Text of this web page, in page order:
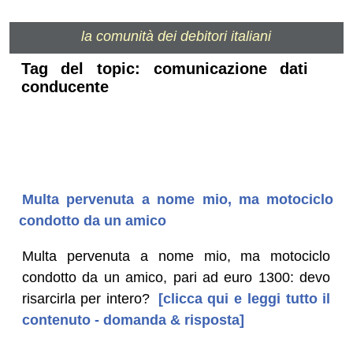
la comunità dei debitori italiani
Tag del topic: comunicazione dati
conducente
Multa pervenuta a nome mio, ma motociclo
condotto da un amico
Multa pervenuta a nome mio, ma motociclo
condotto da un amico, pari ad euro 1300: devo
risarcirla per intero? [clicca qui e leggi tutto il
contenuto - domanda & risposta]